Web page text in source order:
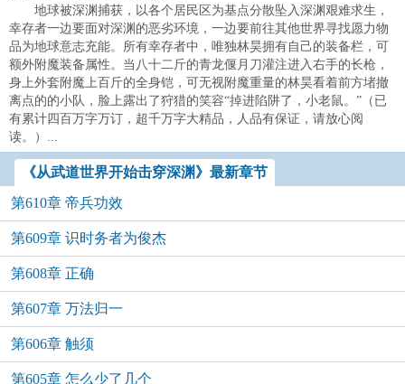
地球被深渊捕获，以各个居民区为基点分散坠入深渊艰难求生，
幸存者一边要面对深渊的恶劣环境，一边要前往其他世界寻找愿力物
品为地球意志充能。所有幸存者中，唯独林昊拥有自己的装备栏，可
额外附魔装备属性。当八十二斤的青龙偃月刀灌注进入右手的长枪，
身上外套附魔上百斤的全身铠，可无视附魔重量的林昊看着前方堵撤
离点的的小队，脸上露出了狩猎的笑容“掉进陷阱了，小老鼠。”（已
有累计四百万字万订，超千万字大精品，人品有保证，请放心阅
读。）...
《从武道世界开始击穿深渊》最新章节
第610章 帝兵功效
第609章 识时务者为俊杰
第608章 正确
第607章 万法归一
第606章 触须
第605章 怎么少了几个